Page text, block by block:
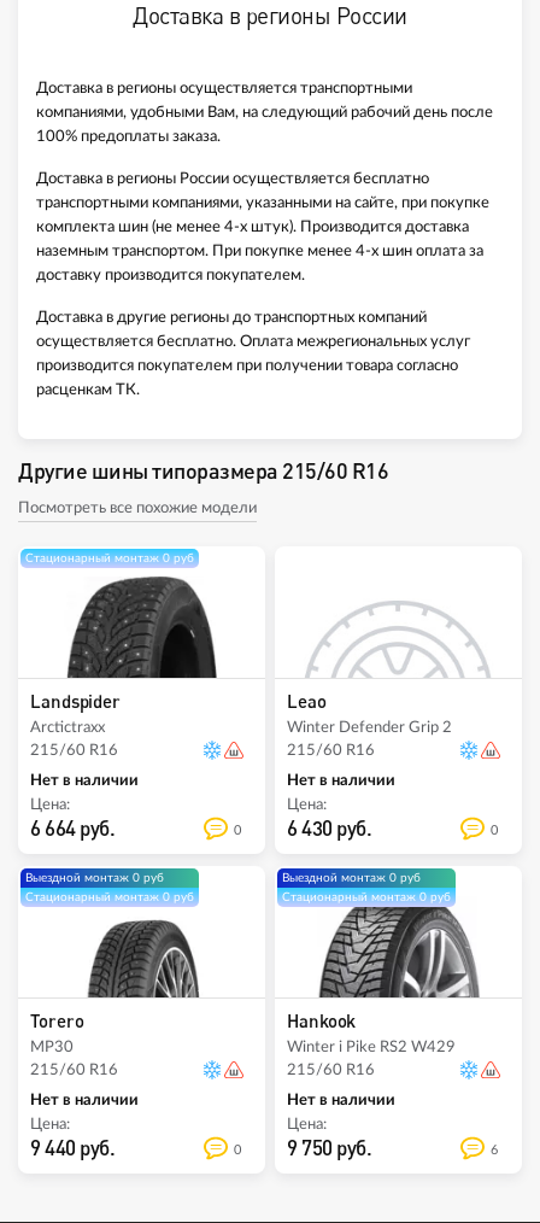
Доставка в регионы России
Доставка в регионы осуществляется транспортными
компаниями, удобными Вам, на следующий рабочий день после
100% предоплаты заказа.
Доставка в регионы России осуществляется бесплатно
транспортными компаниями, указанными на сайте, при покупке
комплекта шин (не менее 4-х штук). Производится доставка
наземным транспортом. При покупке менее 4-х шин оплата за
доставку производится покупателем.
Доставка в другие регионы до транспортных компаний
осуществляется бесплатно. Оплата межрегиональных услуг
производится покупателем при получении товара согласно
расценкам ТК.
Другие шины типоразмера 215/60 R16
Посмотреть все похожие модели
Стационарный монтаж 0 руб
Landspider
Arctictraxx
215/60 R16
Нет в наличии
Цена:
6 664 руб. 0
Leao
Winter Defender Grip 2
215/60 R16
Нет в наличии
Цена:
6 430 руб. 0
Выездной монтаж 0 руб
Стационарный монтаж 0 руб
Torero
MP30
215/60 R16
Нет в наличии
Цена:
9 440 руб. 0
Выездной монтаж 0 руб
Стационарный монтаж 0 руб
Hankook
Winter i Pike RS2 W429
215/60 R16
Нет в наличии
Цена:
9 750 руб. 6